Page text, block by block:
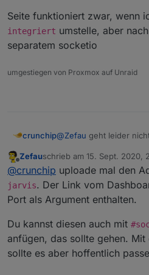
Seite funktioniert zwar, wenn
integriert umstelle, aber
separatem socketio
umgestiegen von Proxmox auf Unraid
crunchip@Zefau geht leider
Seite funktioniert zwar,
integriertumstelle,
separatem socketio
Zefauschrieb am 15. Sept. 2020,
zuletzt editiert von
@crunchip uploade mal den
jarvis. Der Link vom
Port als Argument enthalten.
Du kannst diesen auch mit
anfügen, das sollte gehen.
sollte es aber hoffentlich